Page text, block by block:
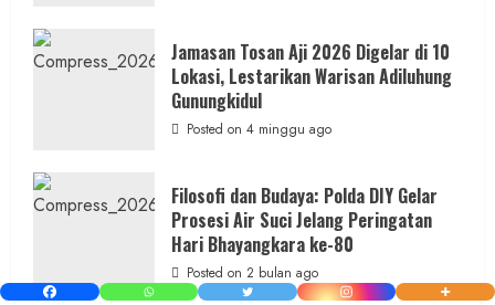
Hayuning
BawonoJamasan Tosan Aji 2026 Digelar di 10
Lokasi, Lestarikan Warisan Adiluhung
Gunungkidul
Posted on 4 minggu ago
Filosofi dan Budaya: Polda DIY Gelar
Prosesi Air Suci Jelang Peringatan
Hari Bhayangkara ke-80
Posted on 2 bulan ago